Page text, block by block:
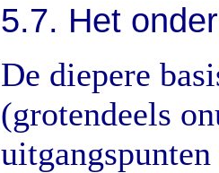
5.7. Het
De diepere
(grotendeels